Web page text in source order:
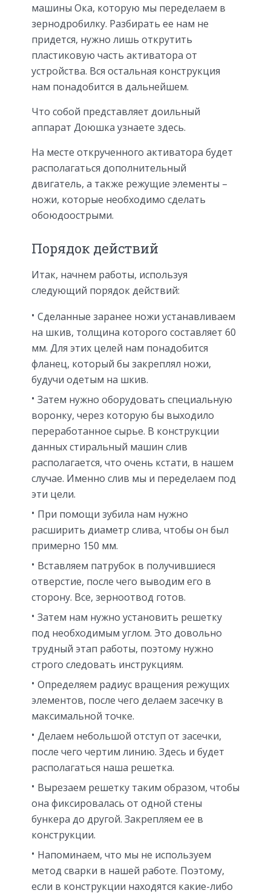
машины Ока, которую мы переделаем в
зернодробилку. Разбирать ее нам не
придется, нужно лишь открутить
пластиковую часть активатора от
устройства. Вся остальная конструкция
нам понадобится в дальнейшем.
Что собой представляет доильный
аппарат Доюшка узнаете здесь.
На месте открученного активатора будет
располагаться дополнительный
двигатель, а также режущие элементы –
ножи, которые необходимо сделать
обоюдоострыми.
Порядок действий
Итак, начнем работы, используя
следующий порядок действий:
Сделанные заранее ножи устанавливаем
на шкив, толщина которого составляет 60
мм. Для этих целей нам понадобится
фланец, который бы закреплял ножи,
будучи одетым на шкив.
Затем нужно оборудовать специальную
воронку, через которую бы выходило
переработанное сырье. В конструкции
данных стиральный машин слив
располагается, что очень кстати, в нашем
случае. Именно слив мы и переделаем под
эти цели.
При помощи зубила нам нужно
расширить диаметр слива, чтобы он был
примерно 150 мм.
Вставляем патрубок в получившиеся
отверстие, после чего выводим его в
сторону. Все, зерноотвод готов.
Затем нам нужно установить решетку
под необходимым углом. Это довольно
трудный этап работы, поэтому нужно
строго следовать инструкциям.
Определяем радиус вращения режущих
элементов, после чего делаем засечку в
максимальной точке.
Делаем небольшой отступ от засечки,
после чего чертим линию. Здесь и будет
располагаться наша решетка.
Вырезаем решетку таким образом, чтобы
она фиксировалась от одной стены
бункера до другой. Закрепляем ее в
конструкции.
Напоминаем, что мы не используем
метод сварки в нашей работе. Поэтому,
если в конструкции находятся какие-либо